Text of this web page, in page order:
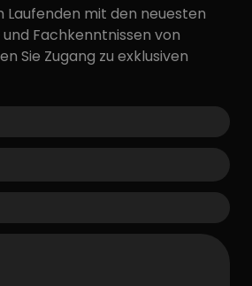
Laufenden mit den neuesten
Fachkenntnissen von
Sie Zugang zu exklusiven